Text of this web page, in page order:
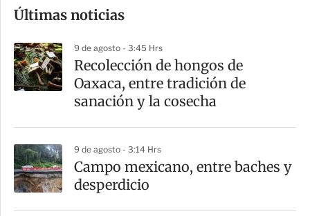
m
a
r
t
Últimas noticias
9 de agosto - 3:45 Hrs
Recolección de hongos de
Oaxaca, entre tradición de
sanación y la cosecha
9 de agosto - 3:14 Hrs
Campo mexicano, entre baches y
desperdicio